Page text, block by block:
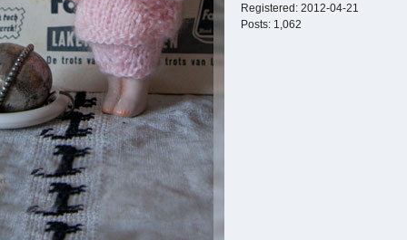
Registered: 2012-04-21
Posts: 1,062